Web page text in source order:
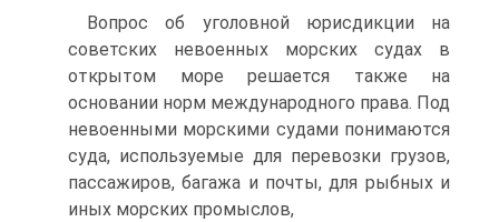
Вопрос об уголовной юрисдикции на
советских невоенных морских судах в
открытом море решается также на
основании норм международного права. Под
невоенными морскими судами понимаются
суда, используемые для перевозки грузов,
пассажиров, багажа и почты, для рыбных и
иных морских промыслов,